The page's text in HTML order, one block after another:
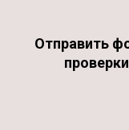
Отправить